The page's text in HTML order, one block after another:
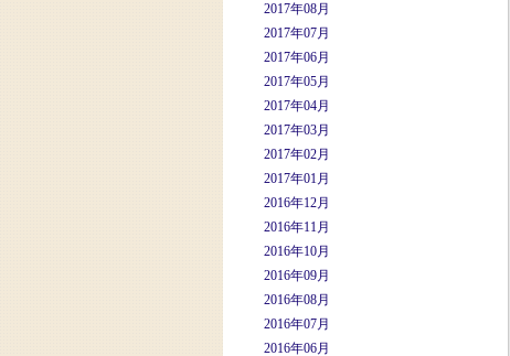
2017年08月
2017年07月
2017年06月
2017年05月
2017年04月
2017年03月
2017年02月
2017年01月
2016年12月
2016年11月
2016年10月
2016年09月
2016年08月
2016年07月
2016年06月